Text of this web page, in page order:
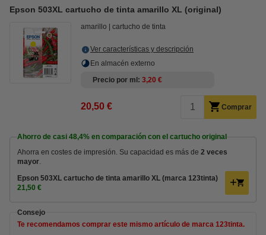
Epson 503XL cartucho de tinta amarillo XL (original)
amarillo cartucho de tinta
Ver características y descripción
En almacén externo
Precio por ml
3,20 €
20,50 € Comprar
Ahorro de casi 48,4% en comparación con el cartucho original
Ahorra en costes de impresión. Su capacidad es más de 2 veces
mayor.
Epson 503XL cartucho de tinta amarillo XL (marca 123tinta)
21,50 €
Consejo
Te recomendamos comprar este mismo artículo de marca 123tinta.